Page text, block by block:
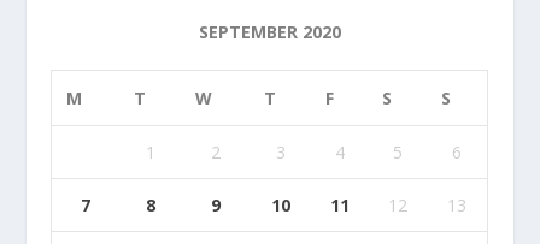
SEPTEMBER 2020
M T W T F S S
1 2 3 4 5 6
7 8 9 10 11 12 13